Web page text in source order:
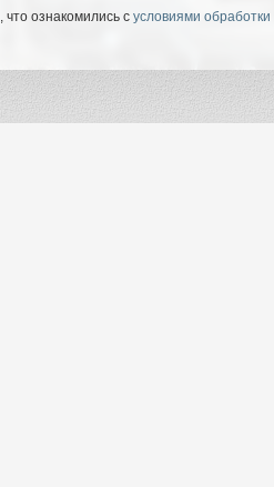
ознакомились с условиями обработки